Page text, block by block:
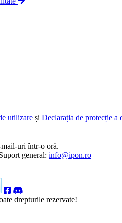
utilizare și Declarația de protecție a
mail-uri într-o oră.
Suport general: info@ipon.ro
drepturile rezervate!